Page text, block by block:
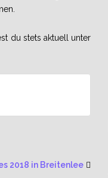
du stets aktuell unter
2018 in Breitenlee